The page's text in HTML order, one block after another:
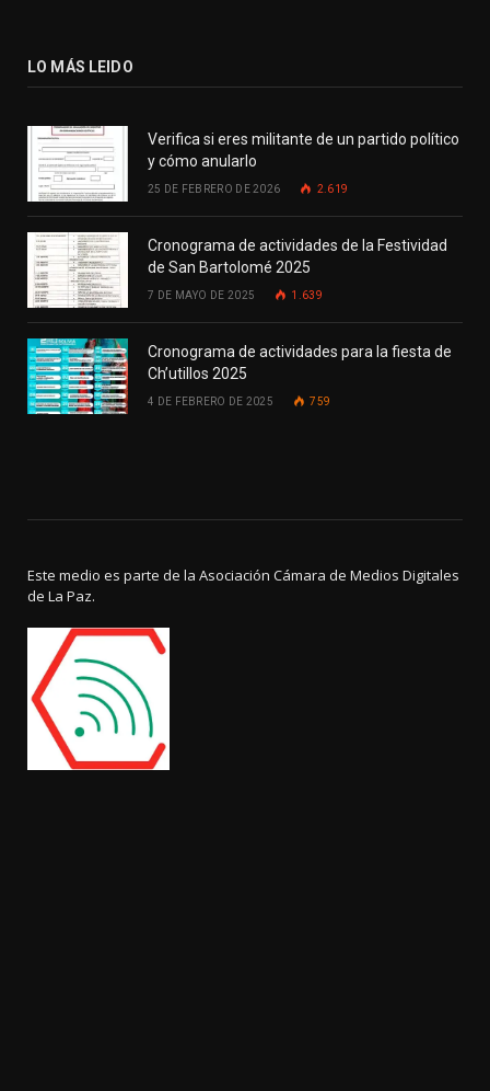
LO MÁS LEIDO
Verifica si eres militante de un partido político
y cómo anularlo
25 DE FEBRERO DE 2026 2.619
Cronograma de actividades de la Festividad
de San Bartolomé 2025
7 DE MAYO DE 2025 1.639
Cronograma de actividades para la fiesta de
Ch’utillos 2025
4 DE FEBRERO DE 2025 759
Este medio es parte de la Asociación Cámara de Medios Digitales
de La Paz.